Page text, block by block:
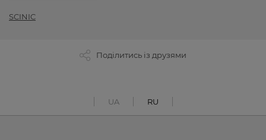
SCINIC
Поділитись із друзями
UA RU